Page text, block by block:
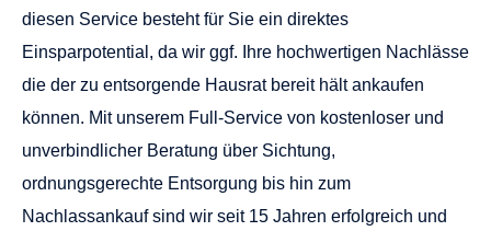
diesen Service besteht für Sie ein direktes
Einsparpotential, da wir ggf. Ihre hochwertigen Nachlässe
die der zu entsorgende Hausrat bereit hält ankaufen
können. Mit unserem Full-Service von kostenloser und
unverbindlicher Beratung über Sichtung,
ordnungsgerechte Entsorgung bis hin zum
Nachlassankauf sind wir seit 15 Jahren erfolgreich und